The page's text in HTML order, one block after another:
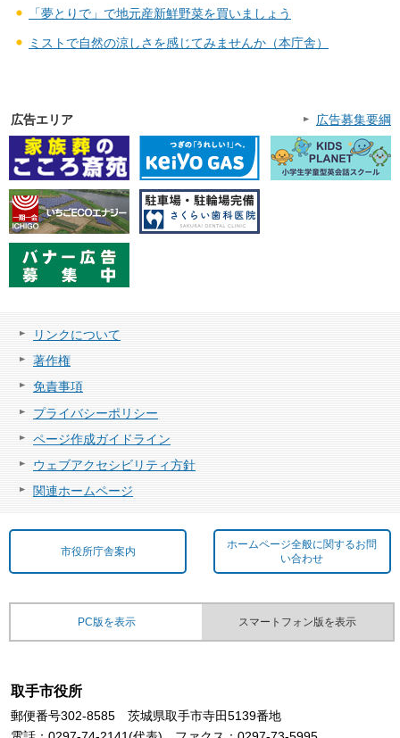
「夢とりで」で地元産新鮮野菜を買いましょう
ミストで自然の涼しさを感じてみませんか（本庁舎）
広告エリア 広告募集要綱
リンクについて
著作権
免責事項
プライバシーポリシー
ページ作成ガイドライン
ウェブアクセシビリティ方針
関連ホームページ
市役所庁舎案内
ホームページ全般に関するお問
い合わせ
PC版を表示 スマートフォン版を表示
取手市役所
郵便番号302-8585 茨城県取手市寺田5139番地